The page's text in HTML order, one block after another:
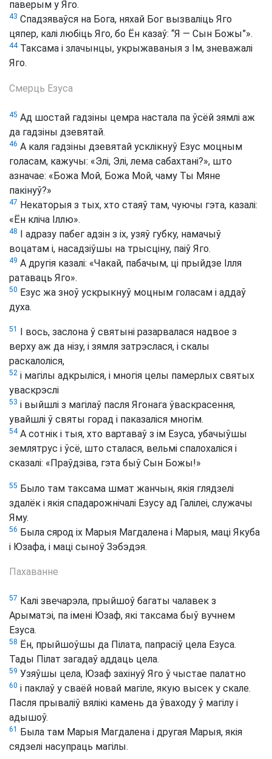
паверым у Яго.
43 Спадзяваўся на Бога, няхай Бог вызваліць Яго
цяпер, калі любіць Яго, бо Ён казаў: “Я — Сын Божы”».
44Таксама і злачынцы, укрыжаваныя з Ім, зневажалі
Яго.
Смерць Езуса
45 Ад шостай гадзіны цемра настала па ўсёй зямлі аж
да гадзіны дзевятай.
46 А каля гадзіны дзевятай усклікнуў Езус моцным
голасам, кажучы: «Элі, Элі, лема сабахтані?», што
азначае: «Божа Мой, Божа Мой, чаму Ты Мяне
пакінуў?»
47 Некаторыя з тых, хто стаяў там, чуючы гэта, казалі:
«Ён кліча Іллю».
48 І адразу пабег адзін з іх, узяў губку, намачыў
воцатам і, насадзіўшы на трысціну, паіў Яго.
49 А другія казалі: «Чакай, пабачым, ці прыйдзе Ілля
ратаваць Яго».
50 Езус жа зноў ускрыкнуў моцным голасам і аддаў
духа.
51
І вось, заслона ў святыні разарвалася надвое з
верху аж да нізу, і зямля затрэслася, і скалы
раскалоліся,
52 і магілы адкрыліся, і многія целы памерлых святых
уваскрэслі
53 і выйшлі з магілаў пасля Ягонага ўваскрасення,
увайшлі ў святы горад і паказаліся многім.
54А сотнік і тыя, хто вартаваў з ім Езуса, убачыўшы
землятрус і ўсё, што сталася, вельмі спалохаліся і
сказалі: «Праўдзіва, гэта быў Сын Божы!»
55 Было там таксама шмат жанчын, якія глядзелі
здалёк і якія спадарожнічалі Езусу ад Галілеі, служачы
Яму.
56 Была сярод іх Марыя Магдалена і Марыя, маці Якуба
і Юзафа, і маці сыноў Зэбэдэя.
Пахаванне
57 Калі звечарэла, прыйшоў багаты чалавек з
Арыматэі, па імені Юзаф, які таксама быў вучнем
Езуса.
58 Ён, прыйшоўшы да Пілата, папрасіў цела Езуса.
Тады Пілат загадаў аддаць цела.
59 Узяўшы цела, Юзаф захінуў Яго ў чыстае палатно
60 і паклаў у сваёй новай магіле, якую высек у скале.
Пасля прываліў вялікі камень да ўваходу ў магілу і
адышоў.
61
Была там Марыя Магдалена і другая Марыя, якія
сядзелі насупраць магілы.